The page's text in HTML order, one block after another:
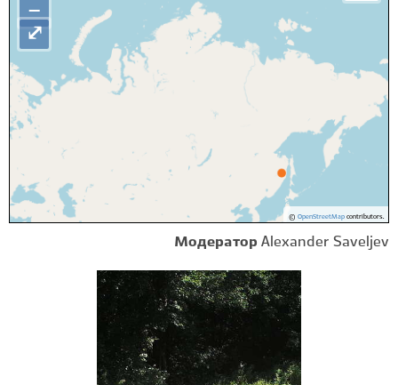
−
© OpenStreetMapcontributors.
⤢
Модератор Alexander Saveljev